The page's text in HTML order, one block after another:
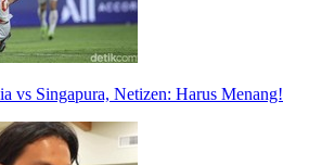
vs Singapura, Netizen: Harus Menang!